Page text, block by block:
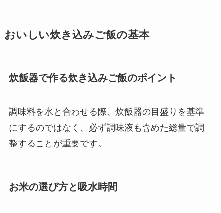
おいしい炊き込みご飯の基本
炊飯器で作る炊き込みご飯のポイント
調味料を水と合わせる際、炊飯器の目盛りを基準
にするのではなく、必ず調味液も含めた総量で調
整することが重要です。
お米の選び方と吸水時間